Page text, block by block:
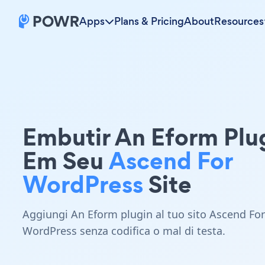
Apps Plans & PricingAboutResources
Embutir An Eform
Em SeuAscend For
WordPressSite
Aggiungi An Eform plugin al tuo sito Ascend For
WordPress senza codifica o mal di testa.